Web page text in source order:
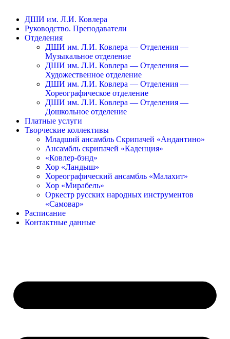
ДШИ им. Л.И. Ковлера
Руководство. Преподаватели
Отделения
ДШИ им. Л.И. Ковлера — Отделения —
Музыкальное отделение
ДШИ им. Л.И. Ковлера — Отделения —
Художественное отделение
ДШИ им. Л.И. Ковлера — Отделения —
Хореографическое отделение
ДШИ им. Л.И. Ковлера — Отделения —
Дошкольное отделение
Платные услуги
Творческие коллективы
Младший ансамбль Скрипачей «Андантино»
Ансамбль скрипачей «Каденция»
«Ковлер-бэнд»
Хор «Ландыш»
Хореографический ансамбль «Малахит»
Хор «Мирабель»
Оркестр русских народных инструментов
«Самовар»
Расписание
Контактные данные